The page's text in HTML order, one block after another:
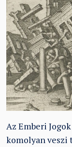
Az Emberi
komolyan veszi